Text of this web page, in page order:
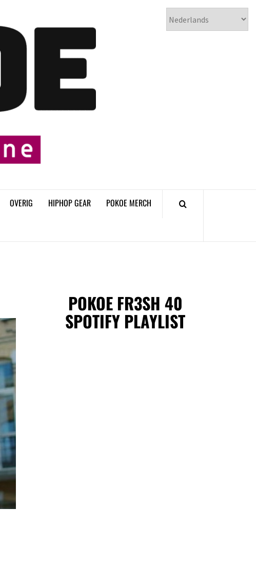
𝗣𝗢𝗞𝗢𝗘
OVERIG HIPHOP GEAR POKOE MERCH
POKOE FR3SH 40
SPOTIFY PLAYLIST